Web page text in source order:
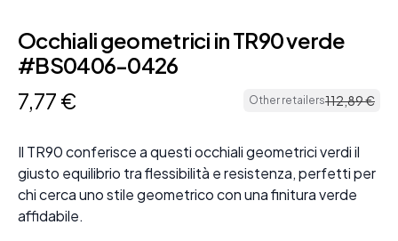
Occhiali geometrici in TR90 verde
#BS0406-0426
7,77 € Other retailers112,89€
Il TR90 conferisce a questi occhiali geometrici verdi il
giusto equilibrio tra flessibilità e resistenza, perfetti per
chi cerca uno stile geometrico con una finitura verde
affidabile.